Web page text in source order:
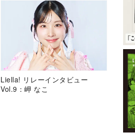
Liella! リレーインタビュー
Vol.9：岬 なこ